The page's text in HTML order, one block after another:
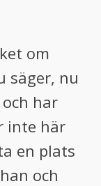
om
säger, nu
har
inte här
en plats
och